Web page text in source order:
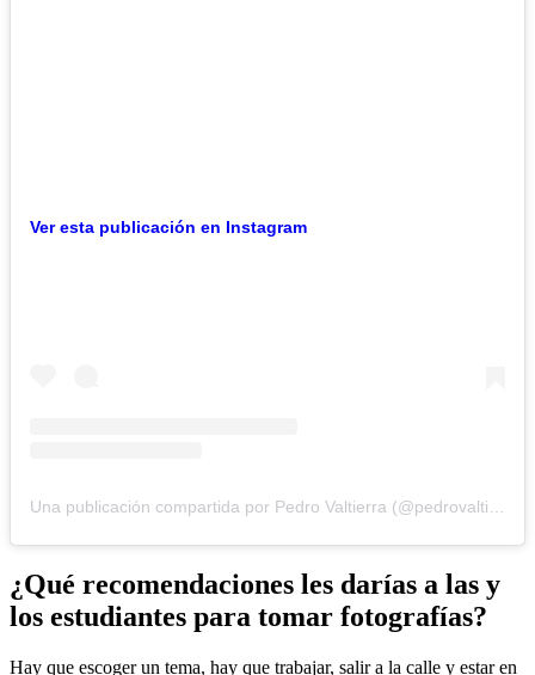
Ver esta publicación en Instagram
¿Qué recomendaciones les darías a las y
los estudiantes para tomar fotografías?
Hay que escoger un tema, hay que trabajar, salir a la calle y estar en